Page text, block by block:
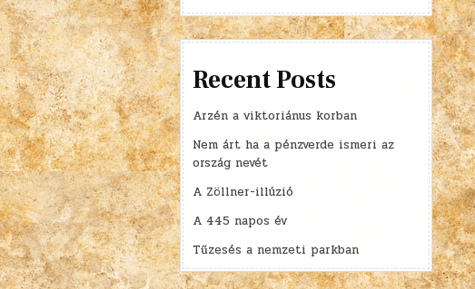
Recent Posts
Arzén a viktoriánus korban
Nem árt ha a pénzverde ismeri az
ország nevét
A Zöllner-illúzió
A 445 napos év
Tűzesés a nemzeti parkban